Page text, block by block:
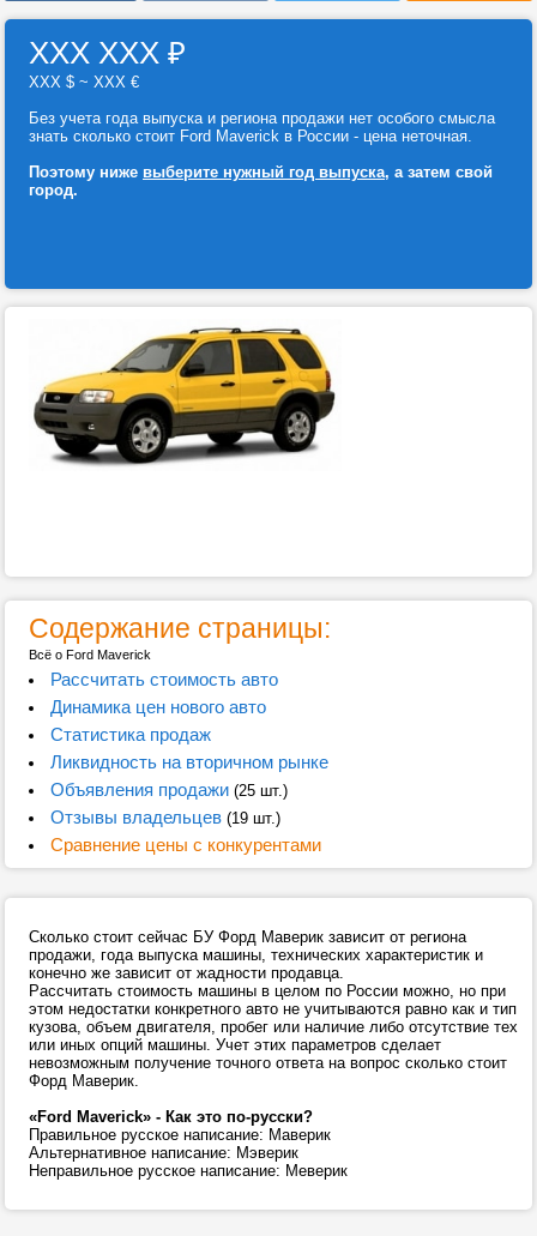
ХХХ ХХХ ₽
ХХХ $ ~ ХХХ €
Без учета года выпуска и региона продажи нет особого смысла
знать сколько стоит Ford Maverick в России - цена неточная.
Поэтому ниже выберите нужный год выпуска, а затем свой
город.
Содержание страницы:
Всё о Ford Maverick
Рассчитать стоимость авто
Динамика цен нового авто
Статистика продаж
Ликвидность на вторичном рынке
Объявления продажи(25 шт.)
Отзывы владельцев(19 шт.)
Сравнение цены с конкурентами
Сколько стоит сейчас БУ Форд Маверик зависит от региона
продажи, года выпуска машины, технических характеристик и
конечно же зависит от жадности продавца.
Рассчитать стоимость машины в целом по России можно, но при
этом недостатки конкретного авто не учитываются равно как и тип
кузова, объем двигателя, пробег или наличие либо отсутствие тех
или иных опций машины. Учет этих параметров сделает
невозможным получение точного ответа на вопрос сколько стоит
Форд Маверик.
«Ford Maverick» - Как это по-русски?
Правильное русское написание: Маверик
Альтернативное написание: Мэверик
Неправильное русское написание: Меверик